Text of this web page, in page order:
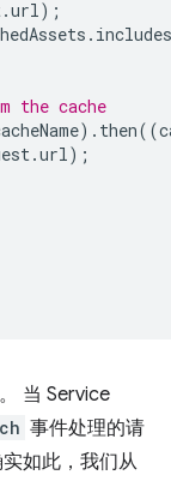
.url);
. includes
the cache
). then((
.url);
当 Service
事件处理的请
如此，我们从